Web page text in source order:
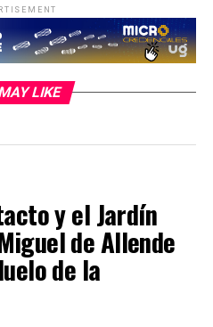
LIKE
y el Jardín
de Allende
de la